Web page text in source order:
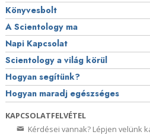
Könyvesbolt
A Scientology ma
Napi Kapcsolat
Scientology a világ körül
Hogyan segítünk?
Hogyan maradj egészséges
KAPCSOLATFELVÉTEL
Kérdései vannak? Lépjen velünk